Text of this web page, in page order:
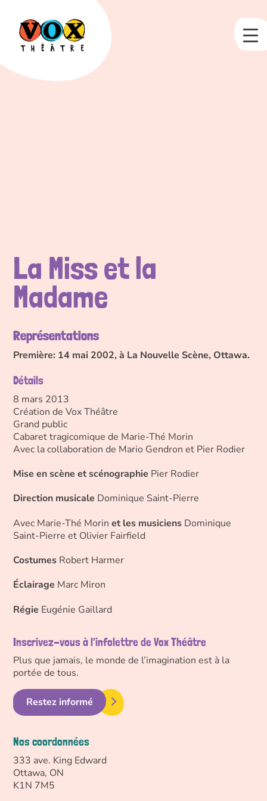
La Miss et la
Madame
Représentations
Première: 14 mai 2002, à La Nouvelle Scène, Ottawa.
Détails
8 mars 2013
Création de Vox Théâtre
Grand public
Cabaret tragicomique de Marie-Thé Morin
Avec la collaboration de Mario Gendron et Pier Rodier
Mise en scène et scénographie Pier Rodier
Direction musicale Dominique Saint-Pierre
Avec Marie-Thé Morinet les musiciens Dominique
Saint-Pierre et Olivier Fairfield
Costumes Robert Harmer
Éclairage Marc Miron
Régie Eugénie Gaillard
Inscrivez-vous à l’infolettre de Vox Théâtre
Plus que jamais, le monde de l’imagination est à la
portée de tous.
Restez informé
Nos coordonnées
333 ave. King Edward
Ottawa, ON
K1N 7M5